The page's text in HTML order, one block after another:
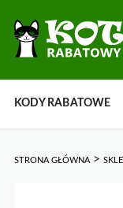
KODY RABATOWE
STRONA GŁÓWNA >